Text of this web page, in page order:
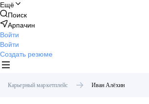
Ещё
Поиск
Арпачин
Войти
Войти
Создать резюме
Карьерный маркетплейс Иван Алёхин